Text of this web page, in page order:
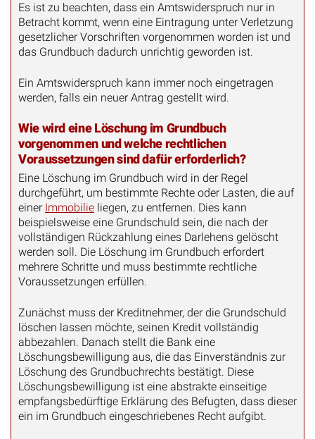
Es ist zu beachten, dass ein Amtswiderspruch nur in
Betracht kommt, wenn eine Eintragung unter Verletzung
gesetzlicher Vorschriften vorgenommen worden ist und
das Grundbuch dadurch unrichtig geworden ist.
Ein Amtswiderspruch kann immer noch eingetragen
werden, falls ein neuer Antrag gestellt wird.
Wie wird eine Löschung im Grundbuch
vorgenommen und welche rechtlichen
Voraussetzungen sind dafür erforderlich?
Eine Löschung im Grundbuch wird in der Regel
durchgeführt, um bestimmte Rechte oder Lasten, die auf
einer Immobilie liegen, zu entfernen. Dies kann
beispielsweise eine Grundschuld sein, die nach der
vollständigen Rückzahlung eines Darlehens gelöscht
werden soll. Die Löschung im Grundbuch erfordert
mehrere Schritte und muss bestimmte rechtliche
Voraussetzungen erfüllen.
Zunächst muss der Kreditnehmer, der die Grundschuld
löschen lassen möchte, seinen Kredit vollständig
abbezahlen. Danach stellt die Bank eine
Löschungsbewilligung aus, die das Einverständnis zur
Löschung des Grundbuchrechts bestätigt. Diese
Löschungsbewilligung ist eine abstrakte einseitige
empfangsbedürftige Erklärung des Befugten, dass dieser
ein im Grundbuch eingeschriebenes Recht aufgibt.